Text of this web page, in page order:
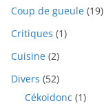
Coup de gueule (19)
Critiques (1)
Cuisine (2)
Divers (52)
Cékoidonc (1)